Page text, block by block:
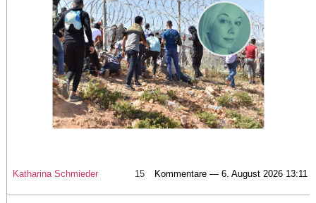
Katharina Schmieder 15 Kommentare — 6. August 2026 13:11